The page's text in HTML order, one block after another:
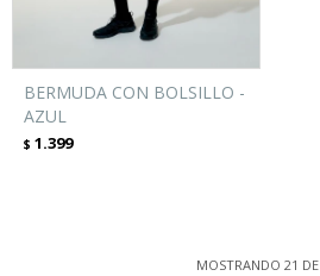
BERMUDA CON BOLSILLO -
AZUL
$ 1.399
MOSTRANDO 21 DE